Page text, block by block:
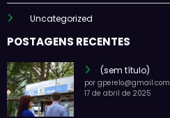
Uncategorized
POSTAGENS RECENTES
(sem título)
por gperelo@gmail.com
17 de abril de 2025